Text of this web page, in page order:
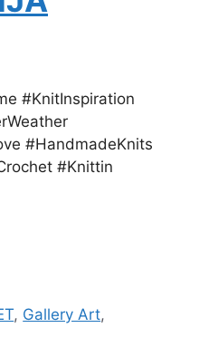
#KnitInspiration
#HandmadeKnits
#Knittin
, Gallery Art,